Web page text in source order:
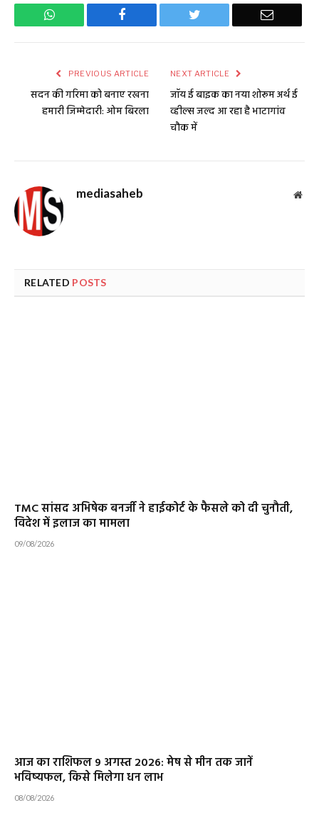
WhatsApp Facebook Twitter Email
PREVIOUS ARTICLE
सदन की गरिमा को बनाए रखना
हमारी जिम्मेदारी: ओम बिरला
NEXT ARTICLE
जॉय ई बाइक का नया शोरूम अर्थ ई
व्हील्स जल्द आ रहा है भाटागांव
चौक में
mediasaheb
RELATED POSTS
TMC सांसद अभिषेक बनर्जी ने हाईकोर्ट के फैसले को दी चुनौती,
विदेश में इलाज का मामला
09/08/2026
आज का राशिफल 9 अगस्त 2026: मेष से मीन तक जानें
भविष्यफल, किसे मिलेगा धन लाभ
08/08/2026